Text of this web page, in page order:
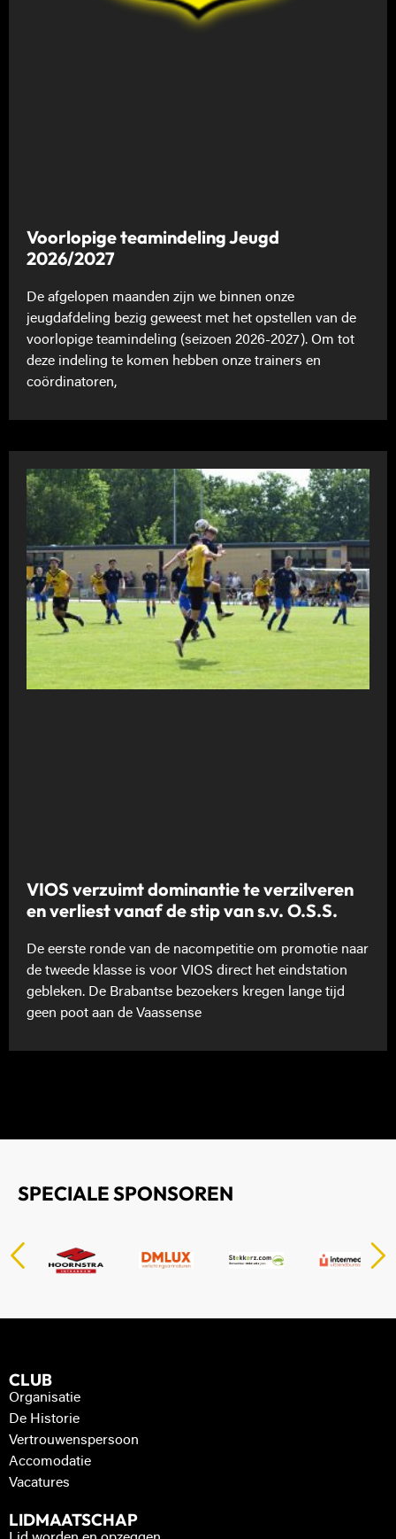
Voorlopige teamindeling Jeugd
2026/2027
De afgelopen maanden zijn we binnen onze
jeugdafdeling bezig geweest met het opstellen van de
voorlopige teamindeling (seizoen 2026-2027). Om tot
deze indeling te komen hebben onze trainers en
coördinatoren,
VIOS verzuimt dominantie te verzilveren
en verliest vanaf de stip van s.v. O.S.S.
De eerste ronde van de nacompetitie om promotie naar
de tweede klasse is voor VIOS direct het eindstation
gebleken. De Brabantse bezoekers kregen lange tijd
geen poot aan de Vaassense
SPECIALE SPONSOREN
CLUB
Organisatie
De Historie
Vertrouwenspersoon
Accomodatie
Vacatures
LIDMAATSCHAP